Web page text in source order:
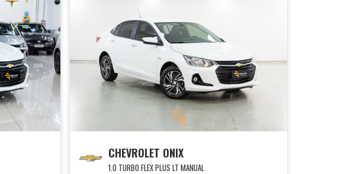
CHEVROLET ONIX
1.0 TURBO FLEX PLUS LT MANUAL